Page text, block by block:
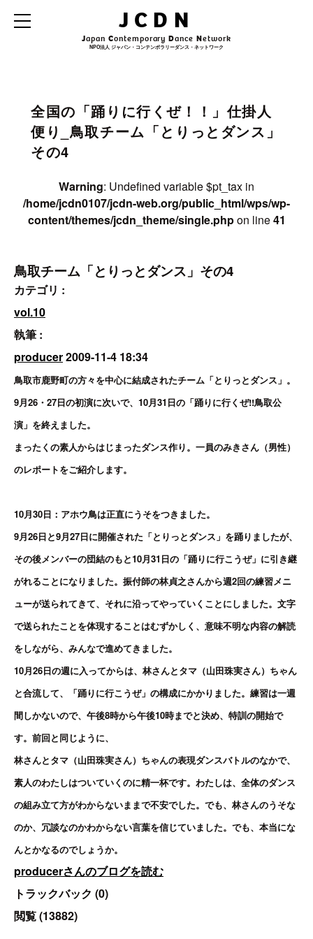
JCDN
Japan ContemporaryDanceNetwork
NPO法人 ジャパン・コンテンポラリーダンス・ネットワーク
/home/jcdn0107/jcdn-web.org/public_html/wps/wp-
content/themes/jcdn_theme/single.php
全国の「踊りに行くぜ！！」仕掛人
便り_鳥取チーム「とりっとダンス」
その4
Warning: Undefined variable $pt_tax in
/home/jcdn0107/jcdn-web.org/public_html/wps/wp-
content/themes/jcdn_theme/single.phpon line41
鳥取チーム「とりっとダンス」その4
カテゴリ :
vol.10
執筆 :
producer2009-11-4 18:34
鳥取市鹿野町の方々を中心に結成されたチーム「とりっとダンス」。
9月26・27日の初演に次いで、10月31日の「踊りに行くぜ!!鳥取公
演」を終えました。
まったくの素人からはじまったダンス作り。一員のみきさん（男性）
のレポートをご紹介します。
10月30日：アホウ鳥は正直にうそをつきました。
9月26日と9月27日に開催された「とりっとダンス」を踊りましたが、
その後メンバーの団結のもと10月31日の「踊りに行こうぜ」に引き継
がれることになりました。振付師の林貞之さんから週2回の練習メニ
ューが送られてきて、それに沿ってやっていくことにしました。文字
で送られたことを体現することはむずかしく、意味不明な内容の解読
をしながら、みんなで進めてきました。
10月26日の週に入ってからは、林さんとタマ（山田珠実さん）ちゃん
と合流して、「踊りに行こうぜ」の構成にかかりました。練習は一週
間しかないので、午後8時から午後10時までと決め、特訓の開始で
す。前回と同じように、
林さんとタマ（山田珠実さん）ちゃんの表現ダンスバトルのなかで、
素人のわたしはついていくのに精一杯です。わたしは、全体のダンス
の組み立て方がわからないままで不安でした。でも、林さんのうそな
のか、冗談なのかわからない言葉を信じていました。でも、本当にな
んとかなるのでしょうか。
producerさんのブログを読む
トラックバック (0)
閲覧 (13882)